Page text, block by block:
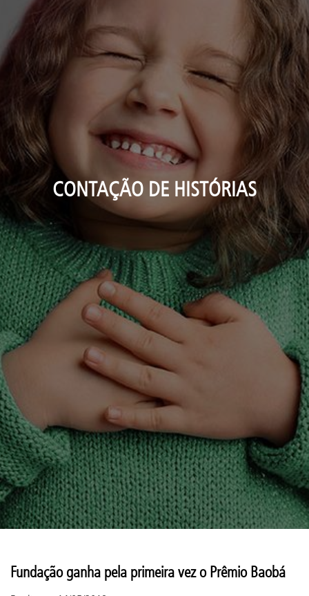
CONTAÇÃO DE HISTÓRIAS
Fundação ganha pela primeira vez o Prêmio Baobá